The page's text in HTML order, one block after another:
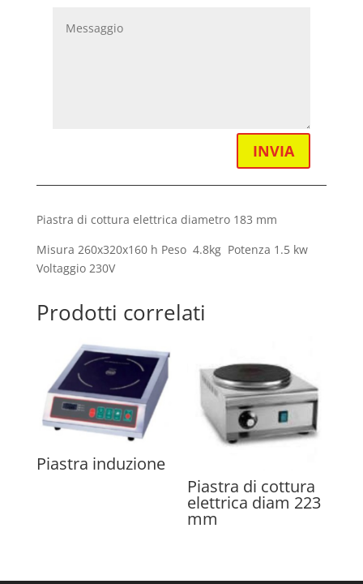
INVIA
Piastra di cottura elettrica diametro 183 mm
Misura 260x320x160 h Peso 4.8kg Potenza 1.5 kw
Voltaggio 230V
Prodotti correlati
Piastra induzione
Piastra di cottura
elettrica diam 223
mm